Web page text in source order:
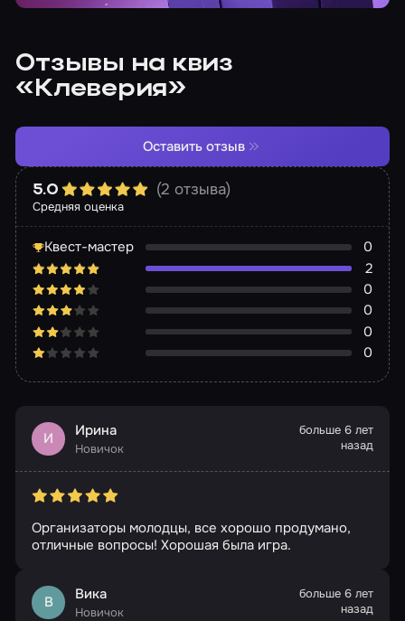
Отзывы на квиз
«Клеверия»
Средняя оценка
5.0 (2 отзыва)
Квест-мастер
0
2
0
0
0
0
Оставить отзыв
И Ирина
Новичок
больше 6 лет
назад
Организаторы молодцы, все хорошо продумано,
отличные вопросы! Хорошая была игра.
В Вика
Новичок
больше 6 лет
назад